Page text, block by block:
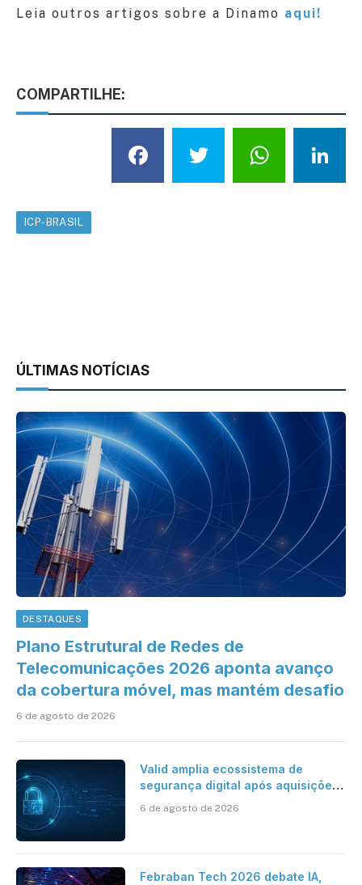
Leia outros artigos sobre a Dinamo aqui!
COMPARTILHE:
Facebook
Twitter
ICP-BRASIL
ÚLTIMAS NOTÍCIAS
DESTAQUES
Plano Estrutural de Redes de
Telecomunicações 2026 aponta avanço
da cobertura móvel, mas mantém desafio
6 de agosto de 2026
Valid amplia ecossistema de
segurança digital após aquisições
da HST e Diazero
6 de agosto de 2026
Febraban Tech 2026 debate IA,